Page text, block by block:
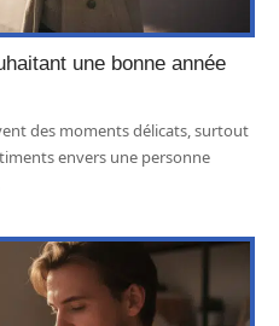
une bonne année
des moments délicats, surtout
envers une personne